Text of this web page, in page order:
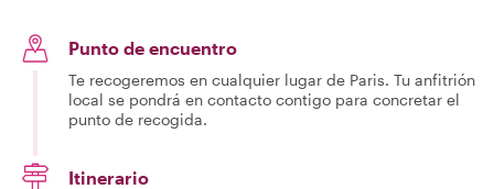
Punto de encuentro
Te recogeremos en cualquier lugar de Paris. Tu anfitrión
local se pondrá en contacto contigo para concretar el
punto de recogida.
Itinerario